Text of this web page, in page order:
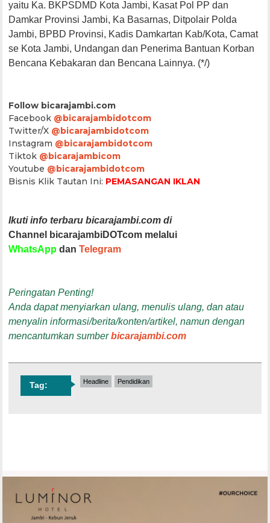
yaitu Ka. BKPSDMD Kota Jambi, Kasat Pol PP dan
Damkar Provinsi Jambi, Ka Basarnas, Ditpolair Polda
Jambi, BPBD Provinsi, Kadis Damkartan Kab/Kota, Camat
se Kota Jambi, Undangan dan Penerima Bantuan Korban
Bencana Kebakaran dan Bencana Lainnya. (*/)
Follow bicarajambi.com
Facebook @bicarajambidotcom
Twitter/X @bicarajambidotcom
Instagram @bicarajambidotcom
Tiktok @bicarajambicom
Youtube @bicarajambidotcom
Bisnis Klik Tautan Ini: PEMASANGAN IKLAN
Ikuti info terbaru bicarajambi.com di
Channel bicarajambiDOTcom melalui
WhatsApp danTelegram
Peringatan Penting!
Anda dapat menyiarkan ulang, menulis ulang, dan atau
menyalin informasi/berita/konten/artikel, namun dengan
mencantumkan sumberbicarajambi.com
Tag: Headline Pendidikan